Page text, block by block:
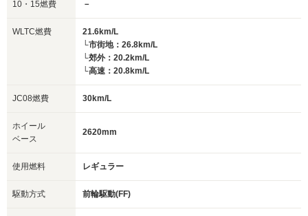
10・15燃費 －
WLTC燃費
21.6km/L
└市街地：26.8km/L
└郊外：20.2km/L
└高速：20.8km/L
JC08燃費 30km/L
ホイール
ベース
2620mm
使用燃料 レギュラー
駆動方式 前輪駆動(FF)